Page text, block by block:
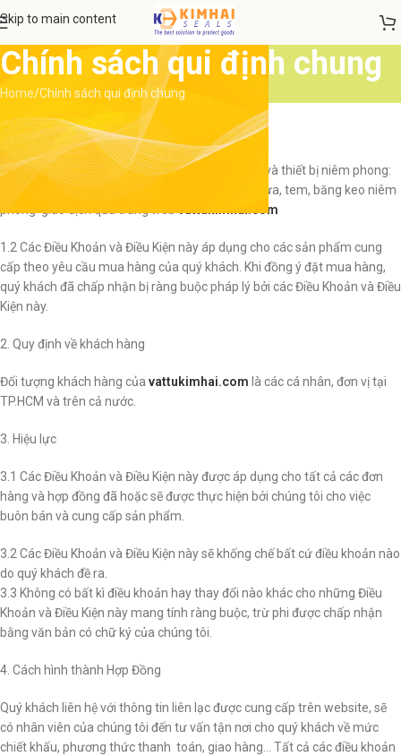
Skip to main content
Chính sách qui định chung
Home Chính sách qui định chung
CHÍNH SÁCH VÀ QUI ĐỊNH CHUNG
Giới thiệu
1.1 Chúng tôi là đơn vị chuyên phân phối vật tư và thiết bị niêm phong:
khóa niêm phong (seal niêm phong), dây rút nhựa, tem, băng keo niêm
phong giao dịch qua trang web
vattukimhai.com
1.2 Các Điều Khoản và Điều Kiện này áp dụng cho các sản phẩm cung
cấp theo yêu cầu mua hàng của quý khách. Khi đồng ý đặt mua hàng,
quý khách đã chấp nhận bị ràng buộc pháp lý bởi các Điều Khoản và Điều
Kiện này.
2. Quy định về khách hàng
Đối tượng khách hàng của vattukimhai.com là các cá nhân, đơn vị tại
TP.HCM và trên cả nước.
3. Hiệu lực
3.1 Các Điều Khoản và Điều Kiện này được áp dụng cho tất cả các đơn
hàng và hợp đồng đã hoặc sẽ được thực hiện bởi chúng tôi cho việc
buôn bán và cung cấp sản phẩm.
3.2 Các Điều Khoản và Điều Kiện này sẽ khống chế bất cứ điều khoản nào
do quý khách đề ra.
3.3 Không có bất kì điều khoản hay thay đổi nào khác cho những Điều
Khoản và Điều Kiện này mang tính ràng buộc, trừ phi được chấp nhận
bằng văn bản có chữ ký của chúng tôi.
4. Cách hình thành Hợp Đồng
Quý khách liên hệ với thông tin liên lạc được cung cấp trên website, sẽ
có nhân viên của chúng tôi đến tư vấn tận nơi cho quý khách về mức
chiết khấu, phương thức thanh toán, giao hàng… Tất cả các điều khoản